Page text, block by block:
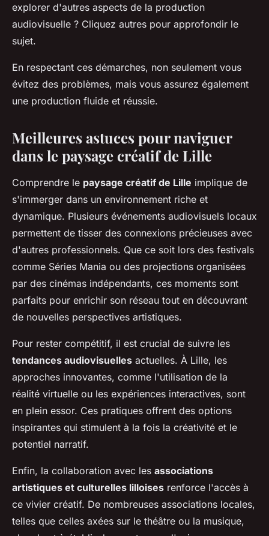
explorer d'autres aspects de la production
audiovisuelle ? Cliquez autres pour approfondir le
sujet.
En respectant ces démarches, non seulement vous
évitez des problèmes, mais vous assurez également
une production fluide et réussie.
Meilleures astuces pour naviguer
dans le paysage créatif de Lille
Comprendre le paysage créatif de Lille implique de
s'immerger dans un environnement riche et
dynamique. Plusieurs événements audiovisuels locaux
permettent de tisser des connexions précieuses avec
d'autres professionnels. Que ce soit lors des festivals
comme Séries Mania ou des projections organisées
par des cinémas indépendants, ces moments sont
parfaits pour enrichir son réseau tout en découvrant
de nouvelles perspectives artistiques.
Pour rester compétitif, il est crucial de suivre les
tendances audiovisuelles actuelles. À Lille, les
approches innovantes, comme l'utilisation de la
réalité virtuelle ou les expériences interactives, sont
en plein essor. Ces pratiques offrent des options
inspirantes qui stimulent à la fois la créativité et le
potentiel narratif.
Enfin, la collaboration avec les associations
artistiques et culturelles lilloises renforce l'accès à
ce vivier créatif. De nombreuses associations locales,
telles que celles axées sur le théâtre ou la musique,